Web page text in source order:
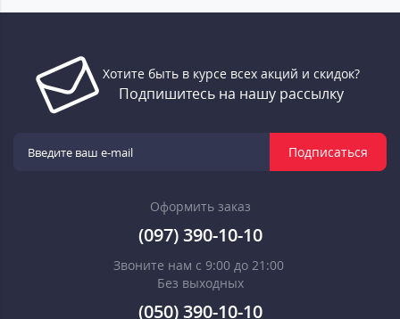
Хотите быть в курсе всех акций и скидок?
Подпишитесь на нашу рассылку
Подписаться
Оформить заказ
(097) 390-10-10
Звоните нам с 9:00 до 21:00
Без выходных
(050) 390-10-10